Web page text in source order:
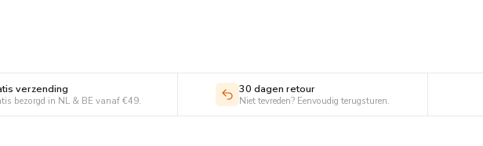
verzending
bezorgd in NL & BE vanaf €49.
30 dagen retour
Niet tevreden? Eenvoudig terugsturen.